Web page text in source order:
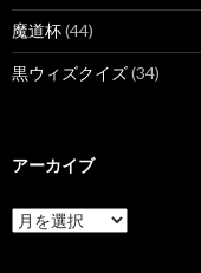
魔道杯(44)
黒ウィズクイズ(34)
アーカイブ
ア
ー